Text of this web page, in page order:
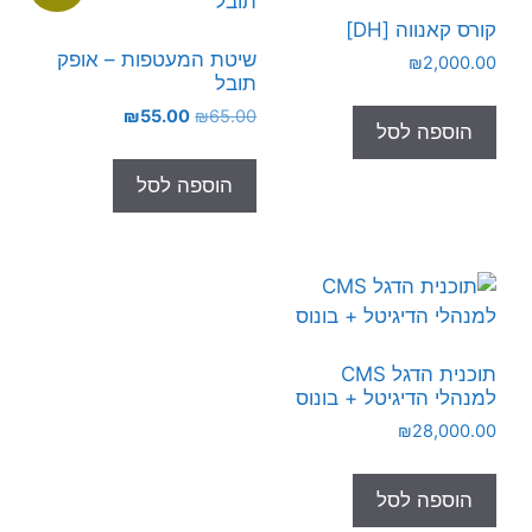
קורס קאנווה [DH]
₪2,000.00
הוספה לסל
שיטת המעטפות – אופק
תובל
₪65.00
המחיר
היה:
₪65.00.
₪55.00
המחיר
הוא:
הוספה לסל
תוכנית הדגל CMS
למנהלי הדיגיטל + בונוס
₪28,000.00
הוספה לסל